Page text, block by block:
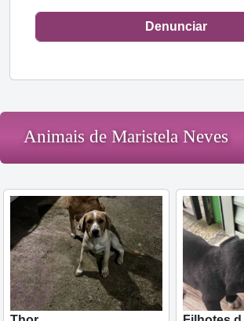
Denunciar
Animais de Maristela Neves